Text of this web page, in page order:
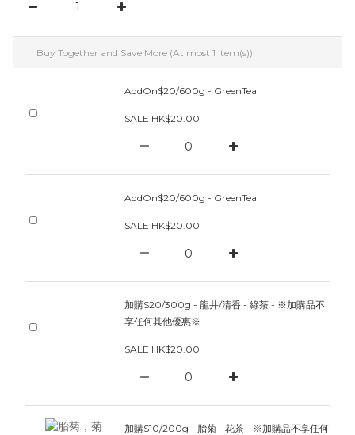
Buy Together and Save More (At most 1 item(s))
AddOn$20/600g - GreenTea
SALE HK$20.00
AddOn$20/600g - GreenTea
SALE HK$20.00
加購$20/300g - 龍井/清香 - 綠茶 - ※加購品不
享任何其他優惠※
SALE HK$20.00
加購$10/200g - 胎菊 - 花茶 - ※加購品不享任何